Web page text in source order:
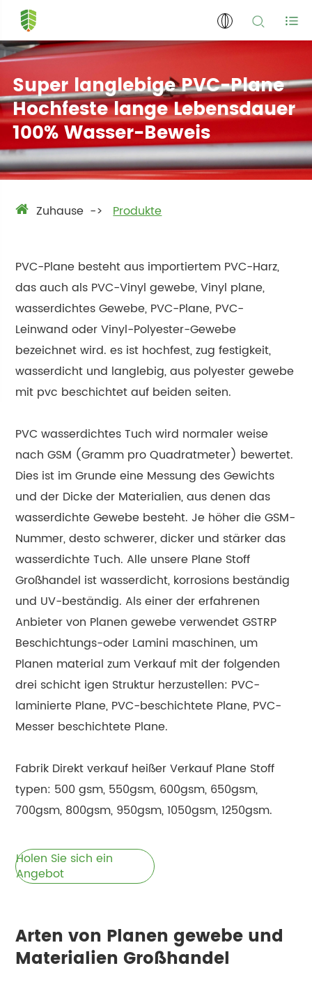
Super langlebige PVC-Plane
Hochfeste lange Lebensdauer
100% Wasser-Beweis
Zuhause Produkte
PVC-Plane besteht aus importiertem PVC-Harz,
das auch als PVC-Vinyl gewebe, Vinyl plane,
wasserdichtes Gewebe, PVC-Plane, PVC-
Leinwand oder Vinyl-Polyester-Gewebe
bezeichnet wird. es ist hochfest, zug festigkeit,
wasserdicht und langlebig, aus polyester gewebe
mit pvc beschichtet auf beiden seiten.
PVC wasserdichtes Tuch wird normaler weise
nach GSM (Gramm pro Quadratmeter) bewertet.
Dies ist im Grunde eine Messung des Gewichts
und der Dicke der Materialien, aus denen das
wasserdichte Gewebe besteht. Je höher die GSM-
Nummer, desto schwerer, dicker und stärker das
wasserdichte Tuch. Alle unsere Plane Stoff
Großhandel ist wasserdicht, korrosions beständig
und UV-beständig. Als einer der erfahrenen
Anbieter von Planen gewebe verwendet GSTRP
Beschichtungs-oder Lamini maschinen, um
Planen material zum Verkauf mit der folgenden
drei schicht igen Struktur herzustellen: PVC-
laminierte Plane, PVC-beschichtete Plane, PVC-
Messer beschichtete Plane.
Fabrik Direkt verkauf heißer Verkauf Plane Stoff
typen: 500 gsm, 550gsm, 600gsm, 650gsm,
700gsm, 800gsm, 950gsm, 1050gsm, 1250gsm.
Holen Sie sich ein
Angebot
Arten von Planen gewebe und
Materialien Großhandel